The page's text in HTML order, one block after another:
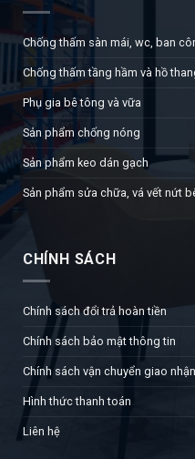
Chống thấm sàn mái, wc, ban
Chống thấm tầng hầm và hồ
Phụ gia bê tông và vữa
Sản phẩm chống nóng
Sản phẩm keo dán gạch
Sản phẩm sửa chữa, vá vết nứt
CHÍNH SÁCH
Chính sách đổi trả hoàn tiền
Chính sách bảo mật thông tin
Chính sách vận chuyển giao nhận
Hình thức thanh toán
Liên hệ